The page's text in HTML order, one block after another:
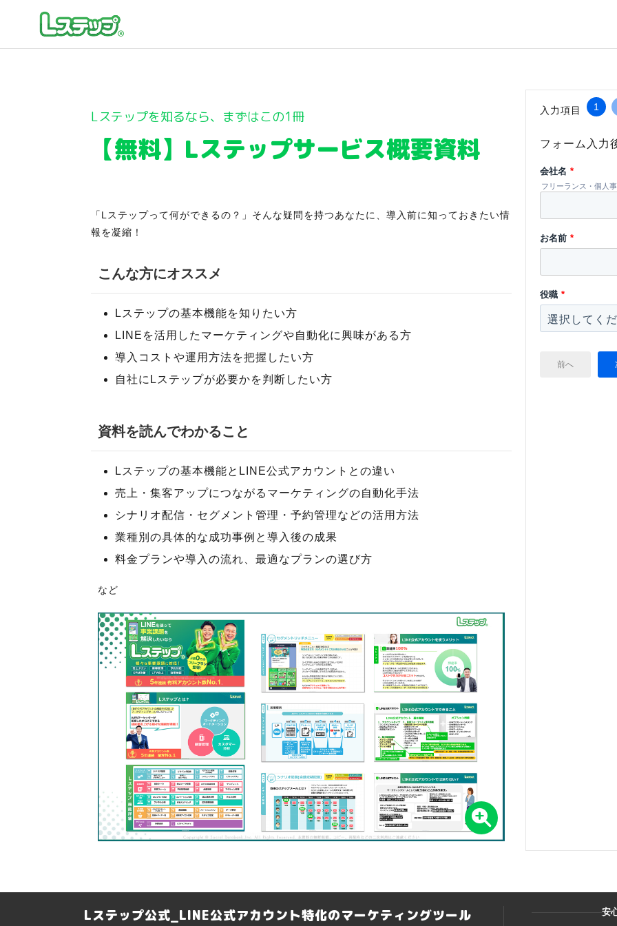
Lステップを知るなら、まずはこの1冊
【無料】Lステップサービス概要資料
「Lステップって何ができるの？」そんな疑問を持つあなたに、導入前に知っておきたい情
報を凝縮！
こんな方にオススメ
Lステップの基本機能を知りたい方
LINEを活用したマーケティングや自動化に興味がある方
導入コストや運用方法を把握したい方
自社にLステップが必要かを判断したい方
資料を読んでわかること
Lステップの基本機能とLINE公式アカウントとの違い
売上・集客アップにつながるマーケティングの自動化手法
シナリオ配信・セグメント管理・予約管理などの活用方法
業種別の具体的な成功事例と導入後の成果
料金プランや導入の流れ、最適なプランの選び方
など
入力項目 1
フォーム入力
会社名 *
フリーランス・個人
お名前 *
役職 *
前へ
Lステップ公式_LINE公式アカウント特化のマーケティングツール 安